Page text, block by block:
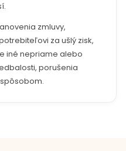
zmluvy,
za ušlý zisk,
iné nepriame alebo
porušenia